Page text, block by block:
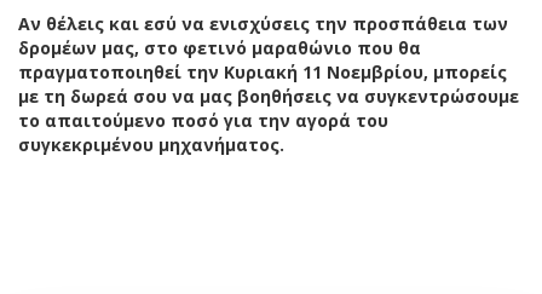
Αν θέλεις και εσύ να ενισχύσεις την προσπάθεια των
δρομέων μας, στο φετινό μαραθώνιο που θα
πραγματοποιηθεί την Κυριακή 11 Νοεμβρίου, μπορείς
με τη δωρεά σου να μας βοηθήσεις να συγκεντρώσουμε
το απαιτούμενο ποσό για την αγορά του
συγκεκριμένου μηχανήματος.